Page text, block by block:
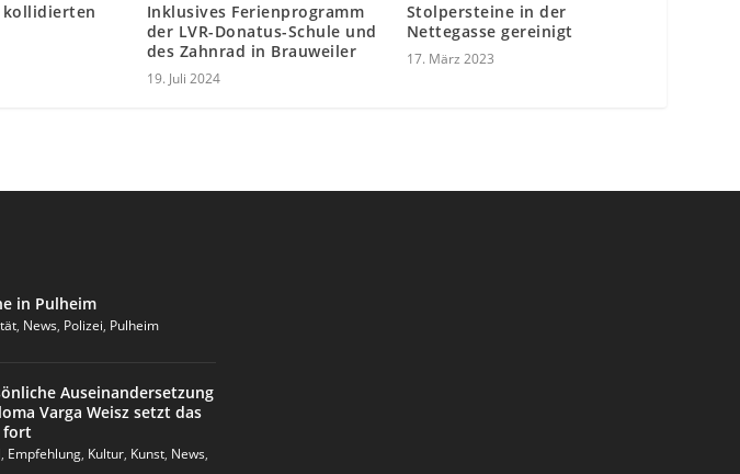
kollidierten
Inklusives Ferienprogramm
der LVR-Donatus-Schule und
des Zahnrad in Brauweiler
19. Juli 2024
Stolpersteine in der
Nettegasse gereinigt
17. März 2023
in Pulheim
, News, Polizei, Pulheim
Auseinandersetzung
Varga Weisz setzt das
fort
, Empfehlung, Kultur, Kunst, News,